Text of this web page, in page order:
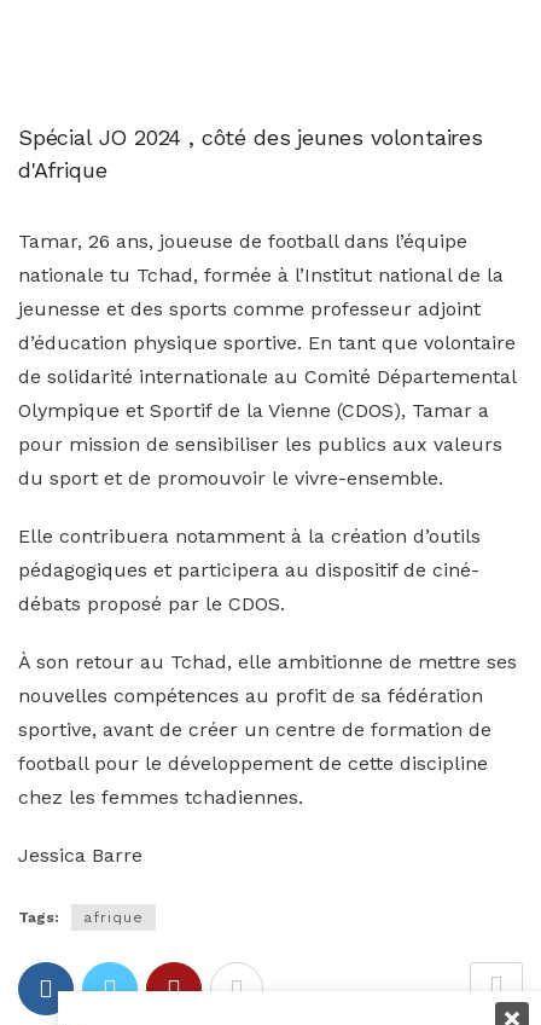
Spécial JO 2024 , côté des jeunes volontaires
d'Afrique
Tamar, 26 ans, joueuse de football dans l’équipe
nationale tu Tchad, formée à l’Institut national de la
jeunesse et des sports comme professeur adjoint
d’éducation physique sportive. En tant que volontaire
de solidarité internationale au Comité Départemental
Olympique et Sportif de la Vienne (CDOS), Tamar a
pour mission de sensibiliser les publics aux valeurs
du sport et de promouvoir le vivre-ensemble.
Elle contribuera notamment à la création d’outils
pédagogiques et participera au dispositif de ciné-
débats proposé par le CDOS.
À son retour au Tchad, elle ambitionne de mettre ses
nouvelles compétences au profit de sa fédération
sportive, avant de créer un centre de formation de
football pour le développement de cette discipline
chez les femmes tchadiennes.
Jessica Barre
Tags: afrique